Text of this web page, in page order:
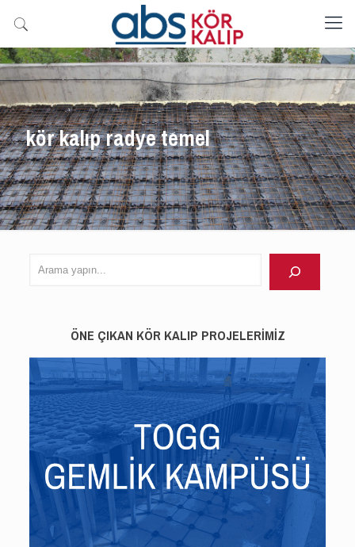
kör kalıp radye temel
yapın
ÖNE ÇIKAN KÖR KALIP PROJELERİMİZ